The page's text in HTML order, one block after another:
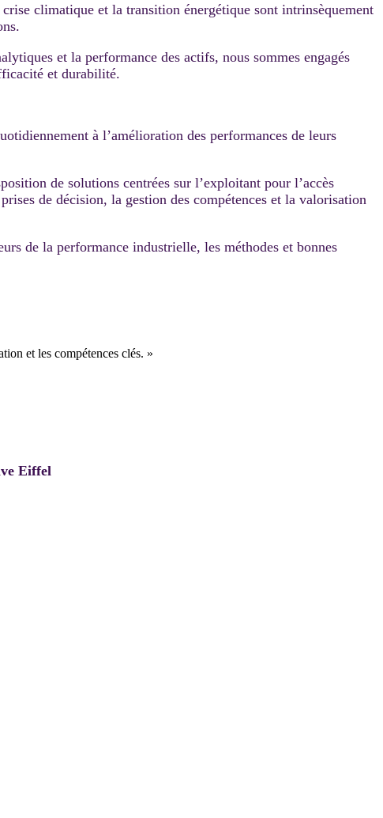
climatique et la transition énergétique sont intrinsèquement
et la performance des actifs, nous sommes engagés
et durabilité.
à l’amélioration des performances de leurs
de solutions centrées sur l’exploitant pour l’accès
de décision, la gestion des compétences et la valorisation
de la performance industrielle, les méthodes et bonnes
et les compétences clés. »
Eiffel